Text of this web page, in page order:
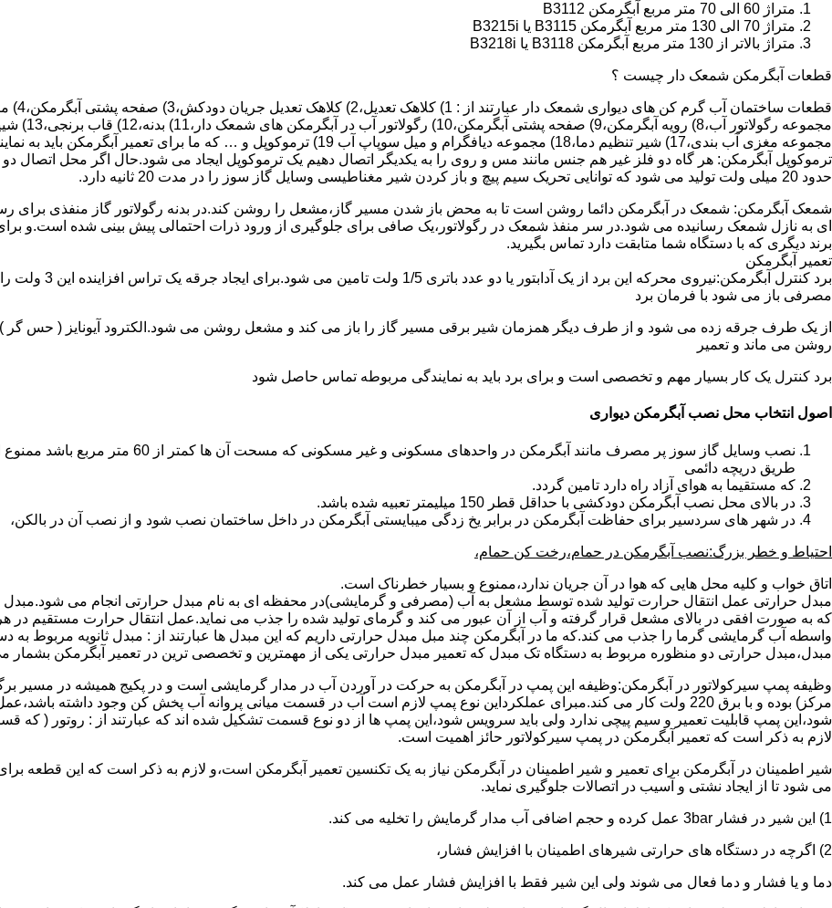
متراژ 60 الی 70 متر مربع آبگرمکن B3112
متراژ 70 الی 130 متر مربع آبگرمکن B3115 یا B3215i
متراژ بالاتر از 130 متر مربع آبگرمکن B3118 یا B3218i
قطعات آبگرمکن شمعک دار چیست ؟
مجموعه مغزی آب بندی،17) شیر تنظیم دما،18) مجموعه دیافگرام و میل سوپاپ آب 19) ترموکوپل و … که ما برای تعمیر آبگرمکن باید به نمایندگی های مجاز همان برند تماس حاصل فرمایید.
ترموکوپل آبگرمکن: هر گاه دو فلز غیر هم جنس مانند مس و روی را به یکدیگر اتصال دهیم یک ترموکوپل ایجاد می شود.حال اگر محل اتصال
حدود 20 میلی ولت تولید می شود که توانایی تحریک سیم پیچ و باز کردن شیر مغناطیسی وسایل گاز سوز را در مدت 20 ثانیه دارد.
شمعک آبگرمکن: شمعک در آبگرمکن دائما روشن است تا به محض باز شدن مسیر گاز،مشعل را روشن کند.در بدنه رگولاتور گاز منفذی برای
ای به نازل شمعک رسانیده می شود.در سر منفذ شمعک در رگولاتور،یک صافی برای جلوگیری از ورود ذرات احتمالی پیش بینی شده است.و برای
برند دیگری که با دستگاه شما متابقت دارد تماس بگیرید.
تعمیر آبگرمکن
مصرفی باز می شود با فرمان برد
از یک طرف جرقه زده می شود و از طرف دیگر همزمان شیر برقی مسیر گاز را باز می کند و مشعل روشن می شود.الکترود آیونایز ( حس گر )
روشن می ماند و تعمیر
برد کنترل یک کار بسیار مهم و تخصصی است و برای برد باید به نمایندگی مربوطه تماس حاصل شود
اصول انتخاب محل نصب آبگرمکن دیواری
نصب وسایل گاز سوز پر مصرف مانند آبگرمکن در
طریق دریچه دائمی
که مستقیما به هوای آزاد راه دارد تامین گردد.
در بالای محل نصب آبگرمکن دودکشی با حداقل قطر 150 میلیمتر تعبیه شده باشد.
در شهر های سردسیر برای حفاظت آبگرمکن در برابر یخ زدگی میبایستی آبگرمکن در داخل ساختمان نصب شود و از نصب آن در بالکن،
احتیاط و خطر بزرگ:نصب آبگرمکن در حمام،رخت کن حمام،
اتاق خواب و کلیه محل هایی که هوا در آن جریان ندارد،ممنوع و بسیار خطرناک است.
مبدل حرارتی عمل انتقال حرارت تولید شده توسط مشعل به آب (مصرفی و گرمایشی)در محفظه ای به نام مبدل حرارتی انجام می
که به صورت افقی در بالای مشعل قرار گرفته و آب از آن عبور می کند و گرمای تولید شده را جذب می نماید.عمل انتقال حرارت مستقیم
واسطه آب گرمایشی گرما را جذب می کند.که ما در آبگرمکن چند مبل مبدل حرارتی داریم که این مبدل ها عبارتند از : مبدل ثانویه مربوط به
مبدل،مبدل حرارتی دو منظوره مربوط به دستگاه تک مبدل که تعمیر مبدل حرارتی یکی از مهمترین و تخصصی ترین در تعمیر آبگرمکن بشمار
وظیفه پمپ سیرکولاتور در آبگرمکن:وظیفه این پمپ در آبگرمکن به حرکت در آوردن آب در مدار گرمایشی است و در پکیج همیشه در مسیر
مرکز) بوده و با برق 220 ولت کار می کند.مبرای عملکرداین نوع پمپ لازم است آب در قسمت میانی پروانه آب پخش کن وجود
شود،این پمپ قابلیت تعمیر و سیم پیچی ندارد ولی باید سرویس شود،این پمپ ها از دو نوع قسمت تشکیل شده اند که عبارتند از : روتور (
لازم به ذکر است که تعمیر آبگرمکن در پمپ سیرکولاتور حائز اهمیت است.
شیر اطمینان در آبگرمکن برای تعمیر و شیر اطمینان در آبگرمکن نیاز به یک تکنسین تعمیر آبگرمکن است،و لازم به ذکر است که این قطعه
می شود تا از ایجاد نشتی و آسیب در اتصالات جلوگیری نماید.
1) این شیر در فشار 3bar عمل کرده و حجم اضافی آب مدار گرمایش را تخلیه می کند.
2) اگرچه در دستگاه های حرارتی شیرهای اطمینان با افزایش فشار،
دما و یا فشار و دما فعال می شوند ولی این شیر فقط با افزایش فشار عمل می کند.